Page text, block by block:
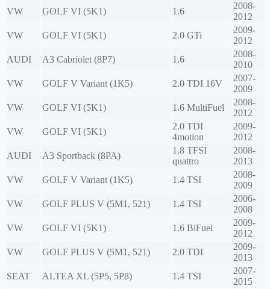
VW
GOLF VI (5K1) 1.6
2008-
2012
VW
GOLF VI (5K1) 2.0 GTi
2009-
2012
AUDI
A3 Cabriolet (8P7) 1.6
2008-
2010
VW
GOLF V Variant (1K5) 2.0 TDI 16V
2007-
2009
VW
GOLF VI (5K1) 1.6 MultiFuel
2008-
2012
VW
GOLF VI (5K1)
2.0 TDI
4motion
2009-
2012
AUDI
A3 Sportback (8PA)
1.8 TFSI
quattro
2008-
2013
VW
GOLF V Variant (1K5) 1.4 TSI
2008-
2009
VW
GOLF PLUS V (5M1, 521) 1.4 TSI
2006-
2008
VW
GOLF VI (5K1) 1.6 BiFuel
2009-
2012
VW
GOLF PLUS V (5M1, 521) 2.0 TDI
2009-
2013
SEAT
ALTEA XL (5P5, 5P8) 1.4 TSI
2007-
2015